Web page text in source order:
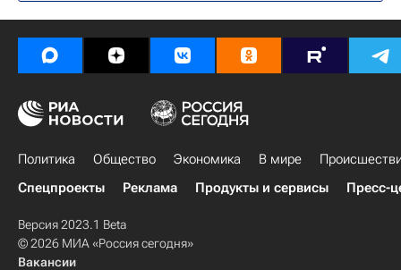
Политика Общество Экономика В мире
Спецпроекты
Реклама Продукты и сервисы Пресс-
Версия 2023.1 Beta
© 2026 МИА «Россия сегодня»
Вакансии